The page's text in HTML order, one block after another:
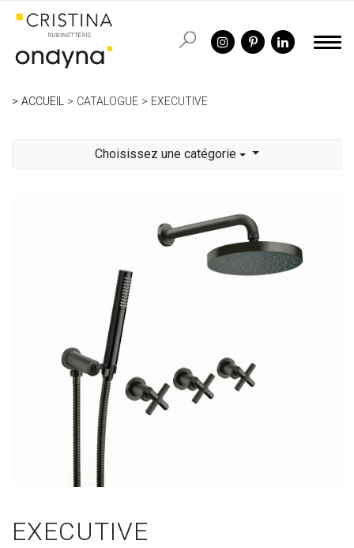
ACCUEIL CATALOGUE EXECUTIVE
Choisissez une catégorie
EXECUTIVE